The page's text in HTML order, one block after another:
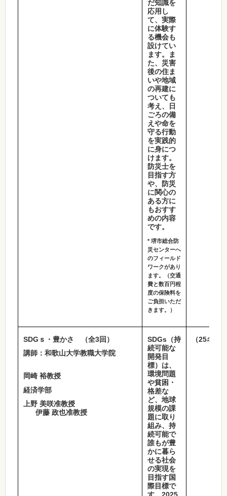
だ知識を
応用し
て、実際
に体験す
る機会も
設けてい
ます。ま
た、災害
後の住ま
いや地域
の再建に
ついても
考え、日
ごろの備
えや命を
守る行動
を実践的
に身につ
けます。
防災士を
目指す方
や、防災
に関心の
ある方に
もおすす
めの内容
です。
* 堺市総合防
災センターへ
のフィールド
ワークがあり
ます。（交通
費と数百円程
度の保険料を
ご負担いただ
きます。）
SDGｓ・豊かさ （全3回）
講師：和歌山大学教職大学院
岡崎 裕教授
経済学部
上野 美咲准教授
伊藤 政也准教授
SDGs（持
続可能な
開発目
標）は、
環境問題
や貧困・
格差な
ど、地球
規模の課
題に取り
組み、持
続可能で
誰もが豊
かに暮ら
せる社会
の実現を
目指す国
際目標で
（25名程